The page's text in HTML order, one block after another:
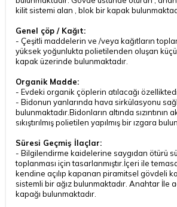
kilit sistemi alan , blok bir kapak
Genel çöp / Kağıt:
- Çeşitli maddelerin ve /veya kağıtların
yüksek yoğunlukta polietilenden oluşan
kapak üzerinde bulunmaktadır.
Organik Madde:
- Evdeki organik çöplerin atılacağı
- Bidonun yanlarında hava sirkülasyonu
bulunmaktadır.Bidonların altında sızıntının
sıkıştırılmış polietilen yapılmış bir ızgara
Süresi Geçmiş İlaçlar:
- Bilgilendirme kaidelerine saygıdan ötürü
toplanması için tasarlanmıştır.İçeri ile
kendine açılıp kapanan piramitsel gövdeli
sistemli bir ağız bulunmaktadır. Anahtar İle
kapağı bulunmaktadır.